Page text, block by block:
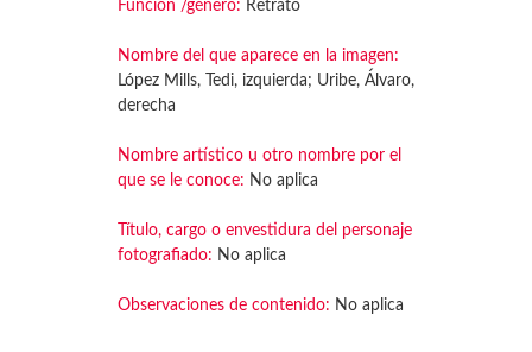
Función /género: Retrato
Nombre del que aparece en la imagen:
López Mills, Tedi, izquierda; Uribe, Álvaro,
derecha
Nombre artístico u otro nombre por el
que se le conoce: No aplica
Título, cargo o envestidura del personaje
fotografiado: No aplica
Observaciones de contenido: No aplica